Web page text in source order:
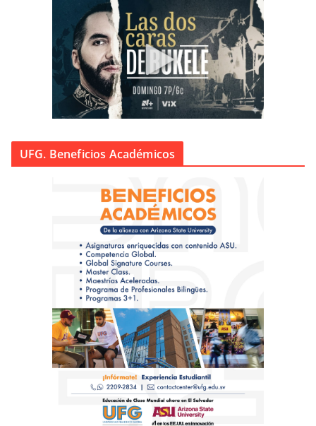
UFG. Beneficios Académicos